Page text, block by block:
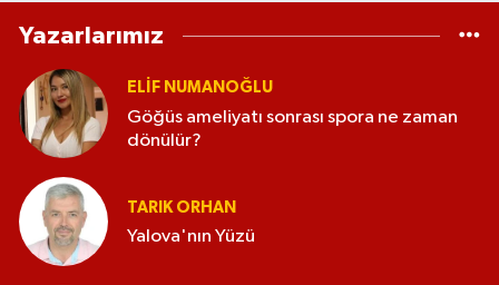
Yazarlarımız
ELİF NUMANOĞLU
Göğüs ameliyatı sonrası spora ne zaman
dönülür?
TARIK ORHAN
Yalova'nın Yüzü